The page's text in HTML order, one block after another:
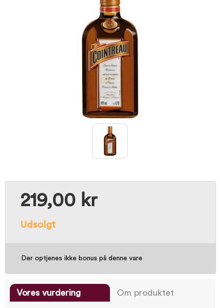
219,00 kr
Udsolgt
Der optjenes ikke bonus på denne vare
Vores vurdering Om produktet